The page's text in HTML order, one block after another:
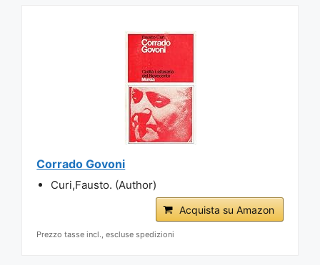
Corrado Govoni
Curi,Fausto. (Author)
Acquista su Amazon
Prezzo tasse incl., escluse spedizioni